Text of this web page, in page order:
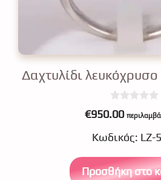
Δαχτυλίδι
0
o
t
5
€950.00
Κωδικός: LZ-
Προσθήκη στο